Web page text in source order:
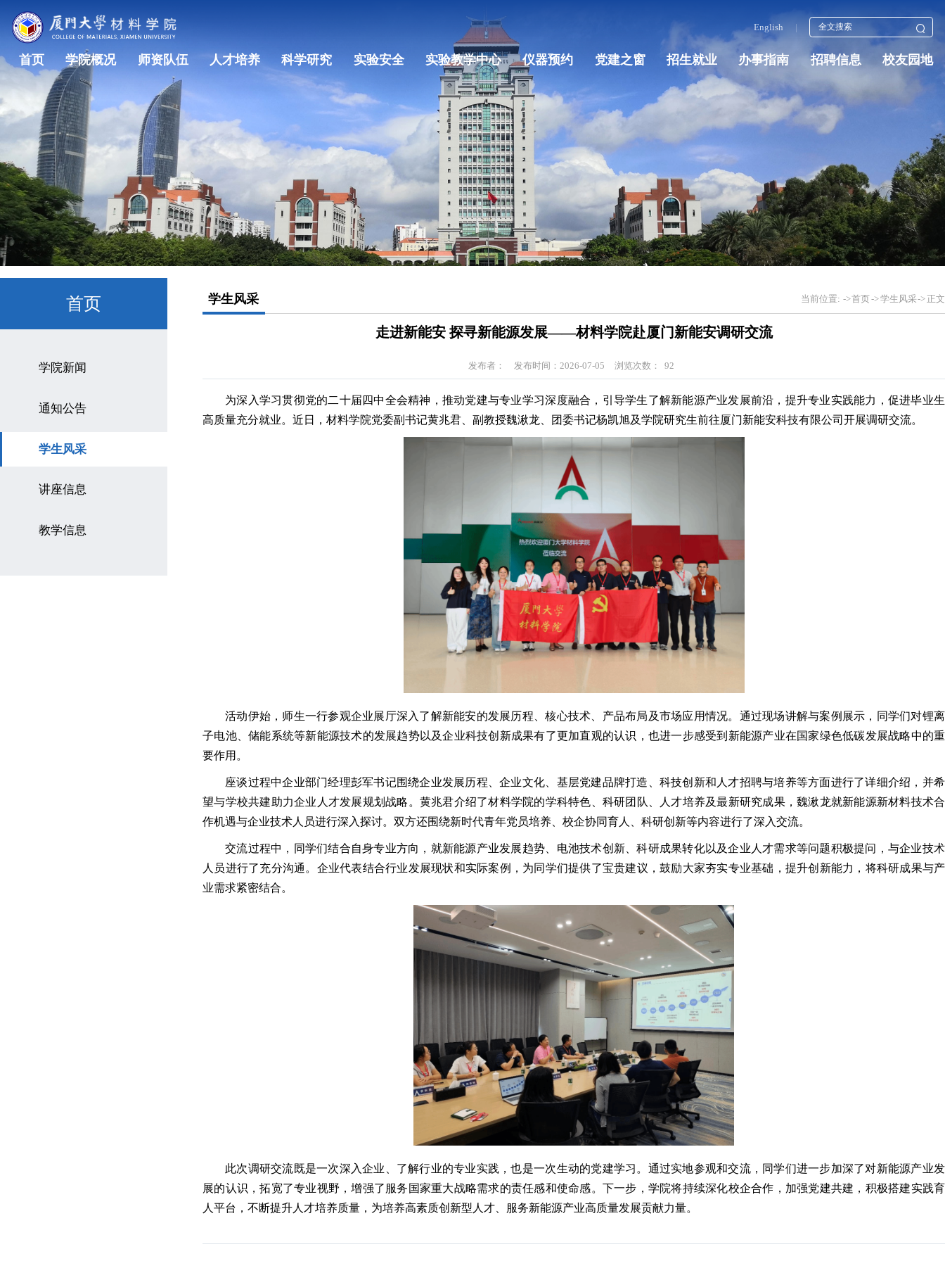
English |
首页 学院概况 师资队伍 人才培养 科学研究 实验安全 实验教学中心 仪器预约 党建之窗 招生就业 办事指南 招聘信息 校友园地
首页
学院新闻
通知公告
学生风采
讲座信息
教学信息
学生风采 当前位置: ->首页->学生风采-> 正文
走进新能安 探寻新能源发展——材料学院赴厦门新能安调研交流
发布者： 发布时间：2026-07-05 浏览次数： 92
为深入学习贯彻党的二十届四中全会精神，推动党建与专业学习深度融合，引导学生了解新能源产业发展前沿，提升专业实践能力，促进毕业生
高质量充分就业。近日，材料学院党委副书记黄兆君、副教授魏湫龙、团委书记杨凯旭及学院研究生前往厦门新能安科技有限公司开展调研交流。
活动伊始，师生一行参观企业展厅深入了解新能安的发展历程、核心技术、产品布局及市场应用情况。通过现场讲解与案例展示，同学们对锂离
子电池、储能系统等新能源技术的发展趋势以及企业科技创新成果有了更加直观的认识，也进一步感受到新能源产业在国家绿色低碳发展战略中的重
要作用。
座谈过程中企业部门经理彭军书记围绕企业发展历程、企业文化、基层党建品牌打造、科技创新和人才招聘与培养等方面进行了详细介绍，并希
望与学校共建助力企业人才发展规划战略。黄兆君介绍了材料学院的学科特色、科研团队、人才培养及最新研究成果，魏湫龙就新能源新材料技术合
作机遇与企业技术人员进行深入探讨。双方还围绕新时代青年党员培养、校企协同育人、科研创新等内容进行了深入交流。
交流过程中，同学们结合自身专业方向，就新能源产业发展趋势、电池技术创新、科研成果转化以及企业人才需求等问题积极提问，与企业技术
人员进行了充分沟通。企业代表结合行业发展现状和实际案例，为同学们提供了宝贵建议，鼓励大家夯实专业基础，提升创新能力，将科研成果与产
业需求紧密结合。
此次调研交流既是一次深入企业、了解行业的专业实践，也是一次生动的党建学习。通过实地参观和交流，同学们进一步加深了对新能源产业发
展的认识，拓宽了专业视野，增强了服务国家重大战略需求的责任感和使命感。下一步，学院将持续深化校企合作，加强党建共建，积极搭建实践育
人平台，不断提升人才培养质量，为培养高素质创新型人才、服务新能源产业高质量发展贡献力量。